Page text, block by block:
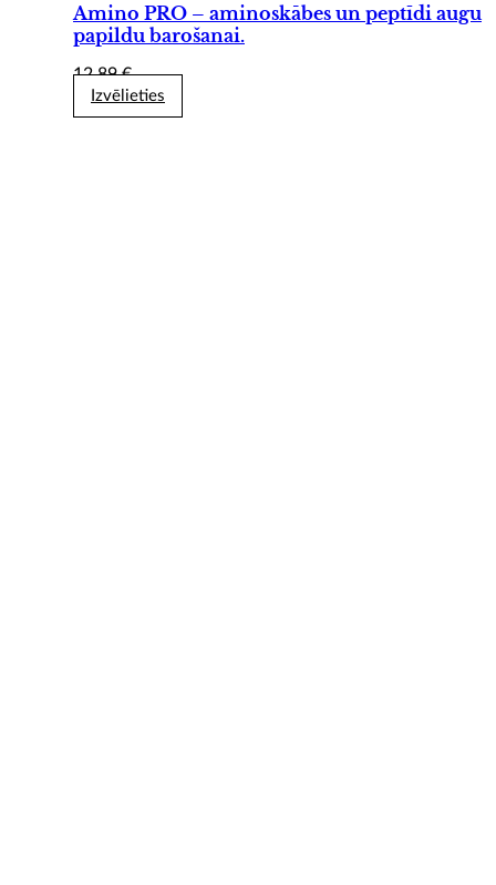
Amino PRO – aminoskābes un peptīdi augu
papildu barošanai.
12,89€
Izvēlieties